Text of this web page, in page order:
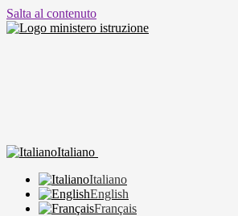
Salta al contenuto
Italiano
Italiano
English
Français